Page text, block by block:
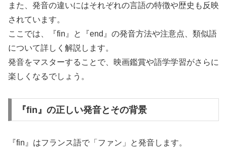
また、発音の違いにはそれぞれの言語の特徴や歴史も反映
されています。
ここでは、『fin』と『end』の発音方法や注意点、類似語
について詳しく解説します。
発音をマスターすることで、映画鑑賞や語学学習がさらに
楽しくなるでしょう。
『fin』の正しい発音とその背景
『fin』はフランス語で「ファン」と発音します。